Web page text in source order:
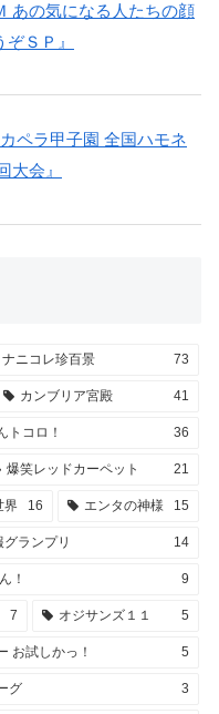
あの気になる人たちの顔
ＳＰ』
カペラ甲子園 全国ハモネ
大会』
ナニコレ珍百景 73
カンブリア宮殿 41
トコロ！ 36
爆笑レッドカーペット 21
界 16 エンタの神様 15
ランプリ 14
！ 9
7 オジサンズ１１ 5
お試しかっ！ 5
グ 3